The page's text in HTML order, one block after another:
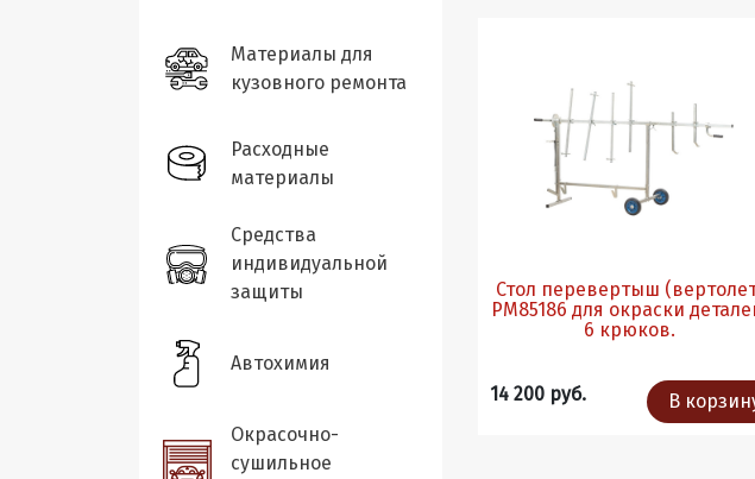
Материалы для
кузовного ремонта
Расходные
материалы
Средства
индивидуальной
защиты
Автохимия
Окрасочно-
сушильное
Стол перевертыш
PM85186 для окраски
6 крюков.
14 200 руб. В